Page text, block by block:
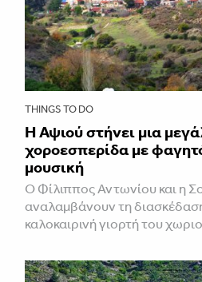
THINGS TO DO
Η Αψιού στήνει μια
χοροεσπερίδα με
μουσική
Ο Φίλιππος Αντωνίου και η
αναλαμβάνουν τη
καλοκαιρινή γιορτή του